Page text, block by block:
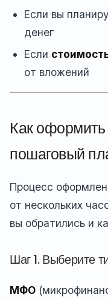
Если вы
денег
Если
от вложений
Как
пошаговый
Процесс
от нескольких
вы обратились и
Шаг 1. Выберите
МФО